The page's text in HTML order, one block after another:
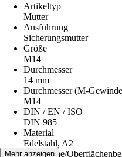
Artikeltyp
Mutter
Ausführung
Sicherungsmutter
Größe
M14
Durchmesser
14 mm
Durchmesser (M-
M14
DIN / EN / ISO
DIN 985
Material
Edelstahl, A2
Oberfläche/
Mehr anzeigen